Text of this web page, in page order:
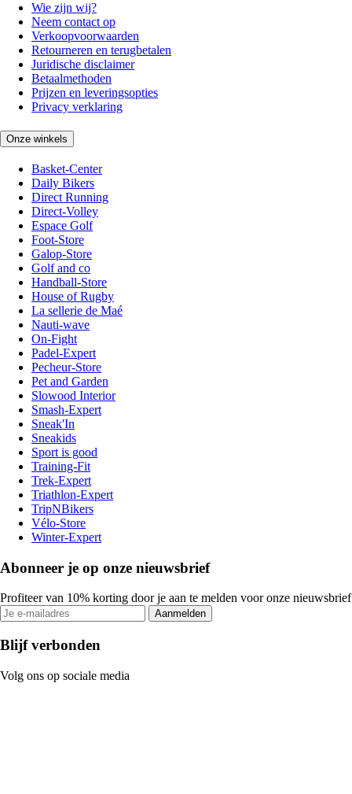
Wie zijn wij?
Neem contact op
Verkoopvoorwaarden
Retourneren en terugbetalen
Juridische disclaimer
Betaalmethoden
Prijzen en leveringsopties
Privacy verklaring
Onze winkels
Basket-Center
Daily Bikers
Direct Running
Direct-Volley
Espace Golf
Foot-Store
Galop-Store
Golf and co
Handball-Store
House of Rugby
La sellerie de Maé
Nauti-wave
On-Fight
Padel-Expert
Pecheur-Store
Pet and Garden
Slowood Interior
Smash-Expert
Sneak'In
Sneakids
Sport is good
Training-Fit
Trek-Expert
Triathlon-Expert
TripNBikers
Vélo-Store
Winter-Expert
Abonneer je op onze nieuwsbrief
Profiteer van 10% korting door je aan te melden voor onze nieuwsbrief
Aanmelden
Blijf verbonden
Volg ons op sociale media